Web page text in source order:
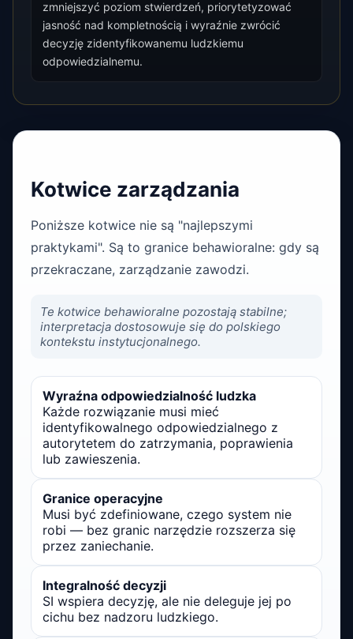
zmniejszyć poziom stwierdzeń, priorytetyzować
jasność nad kompletnością i wyraźnie zwrócić
decyzję zidentyfikowanemu ludzkiemu
odpowiedzialnemu.
Kotwice zarządzania
Poniższe kotwice nie są "najlepszymi
praktykami". Są to granice behawioralne: gdy są
przekraczane, zarządzanie zawodzi.
Te kotwice behawioralne pozostają stabilne;
interpretacja dostosowuje się do polskiego
kontekstu instytucjonalnego.
Wyraźna odpowiedzialność ludzka
Każde rozwiązanie musi mieć
identyfikowalnego odpowiedzialnego z
autorytetem do zatrzymania, poprawienia
lub zawieszenia.
Granice operacyjne
Musi być zdefiniowane, czego system nie
robi — bez granic narzędzie rozszerza się
przez zaniechanie.
Integralność decyzji
SI wspiera decyzję, ale nie deleguje jej po
cichu bez nadzoru ludzkiego.